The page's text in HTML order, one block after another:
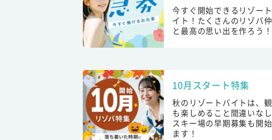
今すぐ開始できるリゾー
イト！たくさんのリゾバ
と最高の思い出を作ろう！
10月スタート特集
秋のリゾートバイトは、
も楽しめること間違いなし
スキー場の早期募集も開
ます！